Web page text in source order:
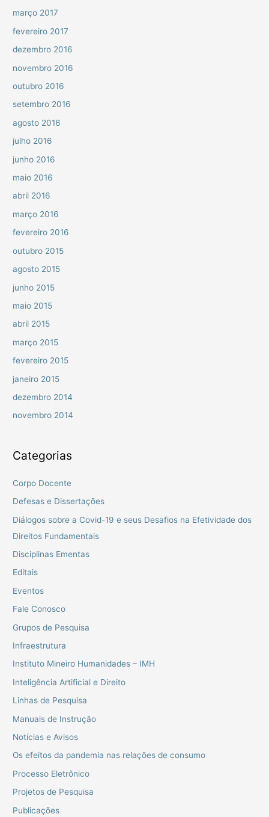
março 2017
fevereiro 2017
dezembro 2016
novembro 2016
outubro 2016
setembro 2016
agosto 2016
julho 2016
junho 2016
maio 2016
abril 2016
março 2016
fevereiro 2016
outubro 2015
agosto 2015
junho 2015
maio 2015
abril 2015
março 2015
fevereiro 2015
janeiro 2015
dezembro 2014
novembro 2014
Categorias
Corpo Docente
Defesas e Dissertações
Diálogos sobre a Covid-19 e seus Desafios na Efetividade dos
Direitos Fundamentais
Disciplinas Ementas
Editais
Eventos
Fale Conosco
Grupos de Pesquisa
Infraestrutura
Instituto Mineiro Humanidades – IMH
Inteligência Artificial e Direito
Linhas de Pesquisa
Manuais de Instrução
Notícias e Avisos
Os efeitos da pandemia nas relações de consumo
Processo Eletrônico
Projetos de Pesquisa
Publicações